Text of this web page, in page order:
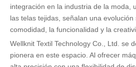
integración en la industria de la moda,
las telas tejidas, señalan una
comodidad, la funcionalidad y la
Wellknit Textil Technology Co., Ltd. se
pionera en este espacio. Al ofrecer